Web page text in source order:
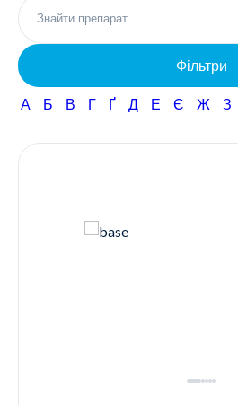
Неврологія
Гінекологія
Фармаконагляд
Кар'єра Фільтри
А Б В Г Ґ Д Е Є Ж З